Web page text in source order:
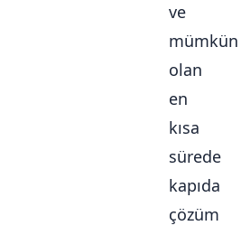
ve
mümkün
olan
en
kısa
sürede
kapıda
çözüm